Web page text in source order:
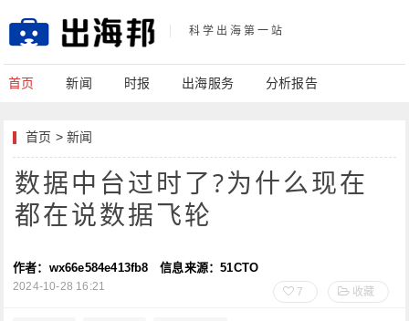
科学出海第一站
首页 新闻 时报 出海服务 分析报告
首页 >新闻
数据中台过时了?为什么现在
都在说数据飞轮
作者：wx66e584e413fb8 信息来源：51CTO
2024-10-28 16:21 7 收藏